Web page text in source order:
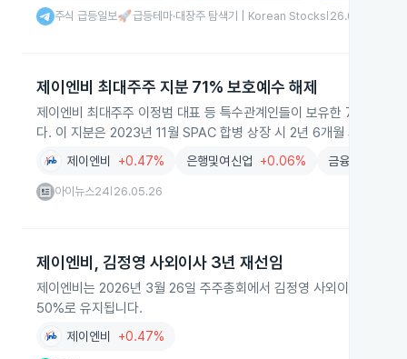
주식 급등일보🚀급등테마·대장주 탐색기 | Korean Stocks 26.06.04
제이엔비 최대주주 지분 71% 보호예수 해제
제이엔비 최대주주 이정범 대표 등 특수관계인들이 보유한 71.12%
다. 이 지분은 2023년 11월 SPAC 합병 상장 시 2년 6개월 의무보유
제이엔비 +0.47% 은행및여신업 +0.06% 금융
아이뉴스24 26.05.26
제이엔비, 김정영 사외이사 3년 재선임
제이엔비는 2026년 3월 26일 주주총회에서 김정영 사외이사를 3년
50%로 유지됩니다.
제이엔비 +0.47%